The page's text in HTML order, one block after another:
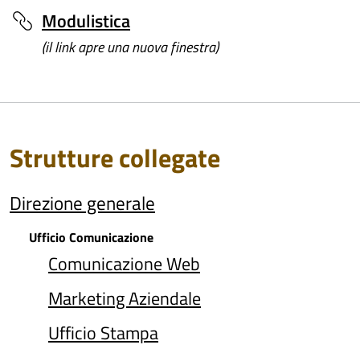
Modulistica
(il link apre una nuova finestra)
Strutture collegate
Direzione generale
Ufficio Comunicazione
Comunicazione Web
Marketing Aziendale
Ufficio Stampa